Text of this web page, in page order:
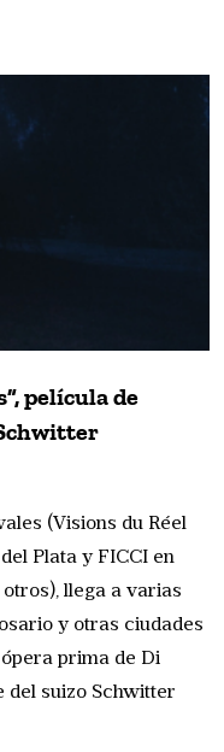
película de
(Visions du Réel
Plata y FICCI en
llega a varias
y otras ciudades
prima de Di
del suizo Schwitter